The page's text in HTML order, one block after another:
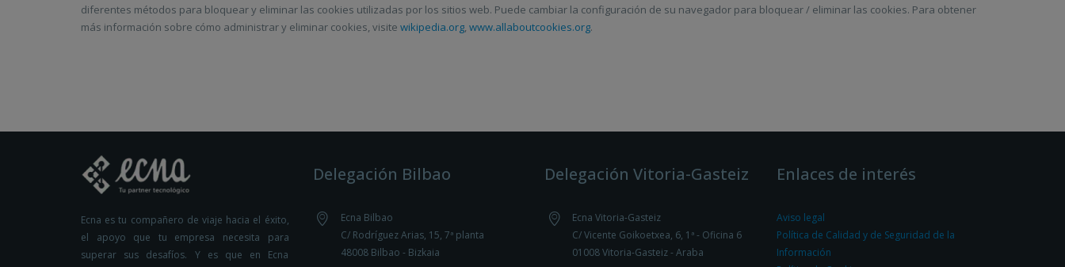
diferentes métodos para bloquear y eliminar las cookies utilizadas por los sitios web. Puede cambiar la configuración de su navegador para bloquear / eliminar las cookies. Para obtener
más información sobre cómo administrar y eliminar cookies, visite wikipedia.org, www.allaboutcookies.org.
Ecna es tu compañero de viaje hacia el éxito,
el apoyo que tu empresa necesita para
superar sus desafíos. Y es que en Ecna
Delegación Bilbao
Ecna Bilbao
C/ Rodríguez Arias, 15, 7ª planta
48008 Bilbao - Bizkaia
Delegación Vitoria-Gasteiz
Ecna Vitoria-Gasteiz
C/ Vicente Goikoetxea, 6, 1ª - Oficina 6
01008 Vitoria-Gasteiz - Araba
Enlaces de interés
Aviso legal
Política de Calidad y de Seguridad de la
Información